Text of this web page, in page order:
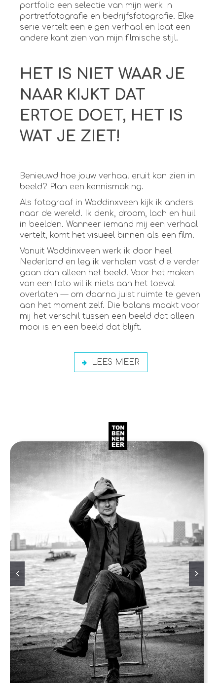
portfolio een selectie van mijn werk in
portretfotografie en bedrijfsfotografie. Elke
serie vertelt een eigen verhaal en laat een
andere kant zien van mijn filmische stijl.
HET IS NIET WAAR JE
NAAR KIJKT DAT
ERTOE DOET, HET IS
WAT JE ZIET!
Benieuwd hoe jouw verhaal eruit kan zien in
beeld? Plan een kennismaking.
Als fotograaf in Waddinxveen kijk ik anders
naar de wereld. Ik denk, droom, lach en huil
in beelden. Wanneer iemand mij een verhaal
vertelt, komt het visueel binnen als een film.
Vanuit Waddinxveen werk ik door heel
Nederland en leg ik verhalen vast die verder
gaan dan alleen het beeld. Voor het maken
van een foto wil ik niets aan het toeval
overlaten — om daarna juist ruimte te geven
aan het moment zelf. Die balans maakt voor
mij het verschil tussen een beeld dat alleen
mooi is en een beeld dat blijft.
LEES MEER